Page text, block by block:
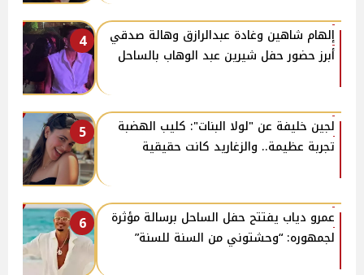
4
إلهام شاهين وغادة عبدالرازق وهالة صدقي
أبرز حضور حفل شيرين عبد الوهاب بالساحل
5
لجين خليفة عن "لولا البنات": كليب الهضبة
تجربة عظيمة.. والزغاريد كانت حقيقية
6
عمرو دياب يفتتح حفل الساحل برسالة مؤثرة
لجمهوره: “وحشتوني من السنة للسنة”